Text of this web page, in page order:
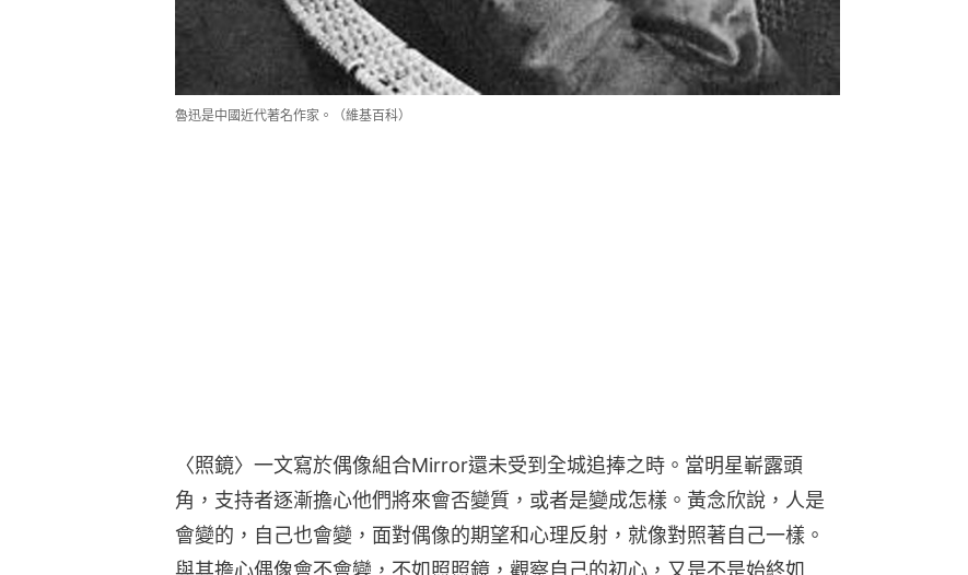
魯迅是中國近代著名作家。（維基百科）
〈照鏡〉一文寫於偶像組合Mirror還未受到全城追捧之時。當明星嶄露頭
角，支持者逐漸擔心他們將來會否變質，或者是變成怎樣。黃念欣說，人是
會變的，自己也會變，面對偶像的期望和心理反射，就像對照著自己一樣。
與其擔心偶像會不會變，不如照照鏡，觀察自己的初心，又是不是始終如